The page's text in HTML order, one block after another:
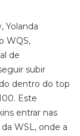
Yolanda
WQS,
de
subir
dentro do top
Este
entrar nas
WSL, onde a